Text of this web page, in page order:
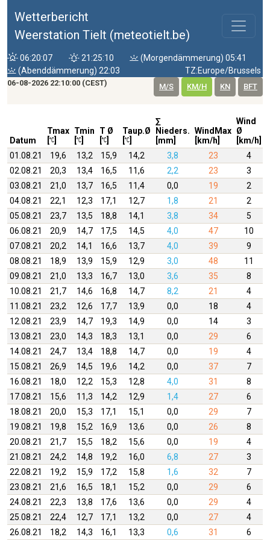
Wetterbericht
Weerstation Tielt (meteotielt.be)
06:20:07 21:25:10
(Morgendämmerung) 05:41
(Abenddämmerung) 22:03
TZ:Europe/Brussels
06-08-2026 22:10:00 (CEST) M/S KM/H KN BFT
Datum
Tmax Tmin
T Ø
Taup.Ø
∑
Nieders.
[mm]
WindMax
[km/h]
Wind
Ø
[km/h]
01.08.21 19,6 13,2 15,9 14,2 3,8 23 4
02.08.21
20,3 13,4 16,5 11,6 2,2 23 3
03.08.21
21,0 13,7 16,5 11,4 0,0 19 2
04.08.21
22,1 12,3 17,1 12,7 1,8 21
2
05.08.21
23,7 13,5 18,8 14,1 3,8 34
5
06.08.21
20,9 14,7 17,5 14,5 4,0 47
10
07.08.21
20,2 14,1 16,6 13,7 4,0 39 9
08.08.21
18,9 13,9 15,9 12,9 3,0 48 11
09.08.21
21,0 13,3 16,7 13,0 3,6 35 8
10.08.21
21,7 14,6 16,8 14,7 8,2 21
4
11.08.21
23,2 12,6 17,7 13,9 0,0 18
4
12.08.21
23,9 14,7 19,3 14,9 0,0 14
3
13.08.21
23,0 14,3 18,3 13,1 0,0 29
6
14.08.21
24,7 13,4 18,8 14,7 0,0 19
4
15.08.21
26,9 14,5 19,6 14,2 0,0 37 7
16.08.21
18,0 12,2 15,3 12,8 4,0 31 8
17.08.21
15,6 11,3 14,2 12,9 1,4 27
6
18.08.21
20,0 15,3 17,1 15,1 0,0 29
7
19.08.21
19,8 15,2 16,9 13,6 0,0 26 8
20.08.21
21,7 15,5 18,2 15,6 0,0 19
4
21.08.21
24,2 14,8 19,2 16,0 6,8 27
3
22.08.21
19,2 15,9 17,2 15,8 1,6 32
7
23.08.21
21,6 16,5 18,1 15,2 0,0 29 6
24.08.21
22,3 13,8 17,6 13,6 0,0 29 4
25.08.21
22,4 12,7 17,1 13,2 0,0 27 4
26.08.21
18,2 14,3 16,1 13,3 0,6 31 6